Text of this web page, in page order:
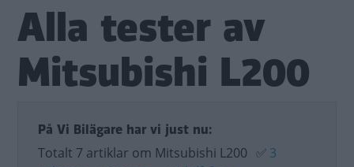
Alla tester av
Mitsubishi L200
På Vi Bilägare har vi just nu:
Totalt 7 artiklar om Mitsubishi L200 ✅ 3